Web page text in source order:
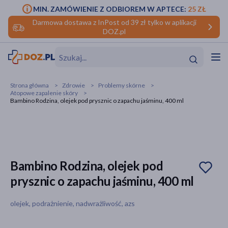
Darmowa dostawa z InPost od 39 zł tylko w aplikacji
DOZ.pl
MIN. ZAMÓWIENIE Z ODBIOREM W APTECE: 25 ZŁ
Strona główna Zdrowie
Problemy skórne
Atopowe zapalenie skóry
Bambino Rodzina, olejek pod prysznic o zapachu jaśminu, 400 ml
Bambino Rodzina, olejek pod
prysznic o zapachu jaśminu, 400 ml
olejek, podrażnienie, nadwrażliwość, azs